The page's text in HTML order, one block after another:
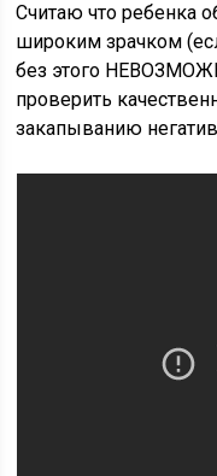
Считаю что ребенка
широким зрачком
без этого
проверить
закапыванию